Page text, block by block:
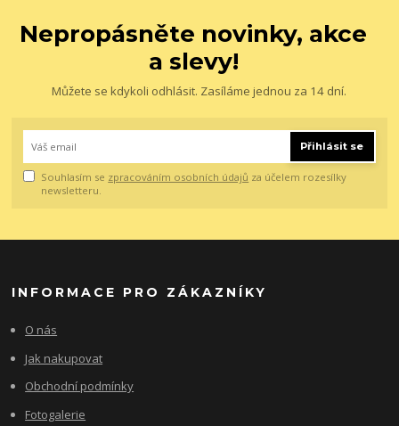
Nepropásněte novinky, akce
a slevy!
Můžete se kdykoli odhlásit. Zasíláme jednou za 14 dní.
Přihlásit se
Souhlasím se zpracováním osobních údajů za účelem rozesílky
newsletteru.
INFORMACE PRO ZÁKAZNÍKY
O nás
Jak nakupovat
Obchodní podmínky
Fotogalerie